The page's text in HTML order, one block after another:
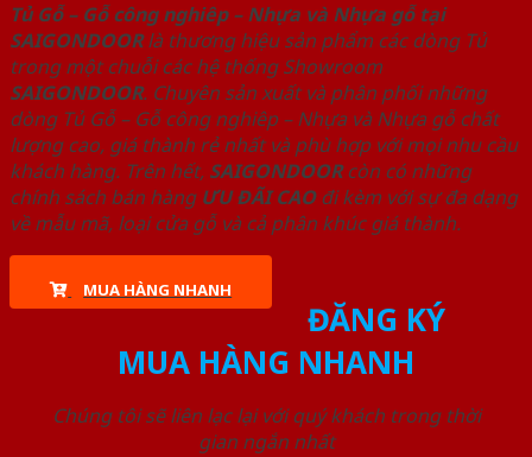
Tủ Gỗ – Gỗ công nghiêp – Nhựa và Nhựa gỗ tại
SAIGONDOORlà thương hiệu sản phẩm các dòng Tủ
trong một chuỗi các hệ thống Showroom
SAIGONDOOR. Chuyên sản xuất và phân phối những
dòng Tủ Gỗ – Gỗ công nghiêp – Nhựa và Nhựa gỗ chất
lượng cao, giá thành rẻ nhất và phù hợp với mọi nhu cầu
khách hàng. Trên hết, SAIGONDOORcòn có những
chính sách bán hàng ƯU ĐÃI CAOđi kèm với sự đa dạng
về mẫu mã, loại cửa gỗ và cả phân khúc giá thành.
MUA HÀNG NHANH
ĐĂNG KÝ
MUA HÀNG NHANH
Chúng tôi sẽ liên lạc lại với quý khách trong thời
gian ngắn nhất